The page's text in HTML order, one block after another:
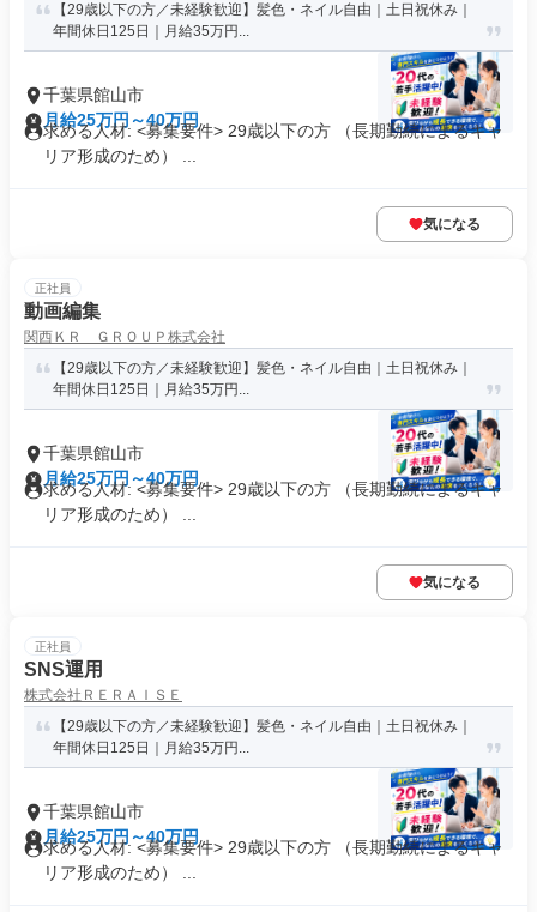
【29歳以下の方／未経験歓迎】髪色・ネイル自由｜土日祝休み｜
年間休日125日｜月給35万円...
千葉県館山市
月給25万円～40万円
求める人材: <募集要件> 29歳以下の方 （長期勤続によるキャ
リア形成のため） ...
気になる
正社員
動画編集
関西ＫＲ ＧＲＯＵＰ株式会社
【29歳以下の方／未経験歓迎】髪色・ネイル自由｜土日祝休み｜
年間休日125日｜月給35万円...
千葉県館山市
月給25万円～40万円
求める人材: <募集要件> 29歳以下の方 （長期勤続によるキャ
リア形成のため） ...
気になる
正社員
SNS運用
株式会社ＲＥＲＡＩＳＥ
【29歳以下の方／未経験歓迎】髪色・ネイル自由｜土日祝休み｜
年間休日125日｜月給35万円...
千葉県館山市
月給25万円～40万円
求める人材: <募集要件> 29歳以下の方 （長期勤続によるキャ
リア形成のため） ...